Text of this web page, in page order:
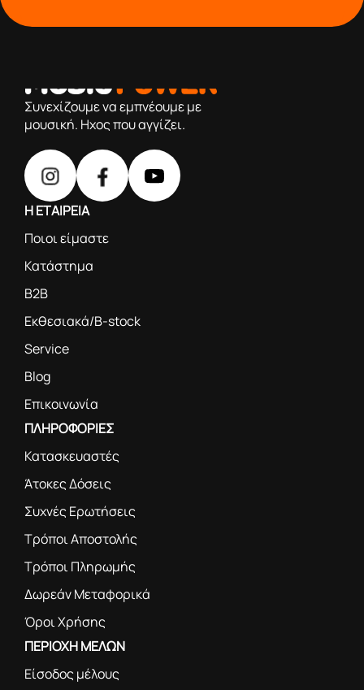
Συνεχίζουμε να εμπνέουμε με
μουσική. Ηχος που αγγίζει.
Η ΕΤΑΙΡΕΙΑ
Ποιοι είμαστε
Κατάστημα
B2B
Εκθεσιακά/B-stock
Service
Blog
Επικοινωνία
ΠΛΗΡΟΦΟΡΙΕΣ
Κατασκευαστές
Άτοκες Δόσεις
Συχνές Ερωτήσεις
Τρόποι Αποστολής
Τρόποι Πληρωμής
Δωρεάν Μεταφορικά
Όροι Χρήσης
ΠΕΡΙΟΧΗ ΜΕΛΩΝ
Είσοδος μέλους